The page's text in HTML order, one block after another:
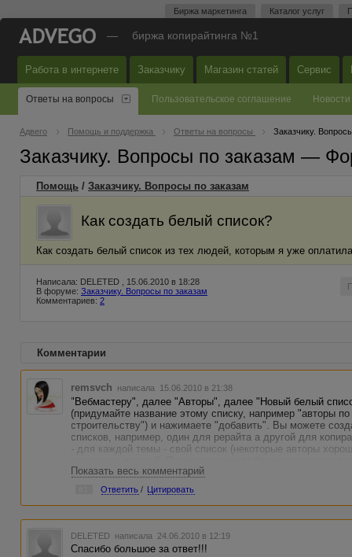
Биржа маркетинга Каталог услуг
— биржа копирайтинга №1
Работа в интернете Заказчику Магазин статей Сервис
Ответы на вопросы Пользовательское соглашение Новости
Адвего Помощь и поддержка Ответы на вопросы Заказчику.
Заказчику. Вопросы по заказам —
Помощь / Заказчику. Вопросы по заказам
Как создать белый список?
Как создать белый список из тех людей, которым я уже
Написала: DELETED , 15.06.2010 в 18:28
В форуме: Заказчику. Вопросы по заказам
Комментариев: 2
Комментарии
remsvch написала 15.06.2010 в 21:38
"Вебмастеру", далее "Авторы", далее "Новый белый
(придумайте название этому списку, например "авторы
строительству") и нажимаете "добавить". Вы можете
списков, например, один для рерайта а другой для
- для каждой темы - свой список (некоторые авторы
списков и у Вас будет возможность при оплате работы
можно добавить автора туда вручную: просто нажать
нажать "добавить". Со временем освоитесь и
или один общий.
Показать весь комментарий
Ответить / Цитировать
DELETED написала 24.06.2010 в 12:19
Спасибо большое за ответ!!!